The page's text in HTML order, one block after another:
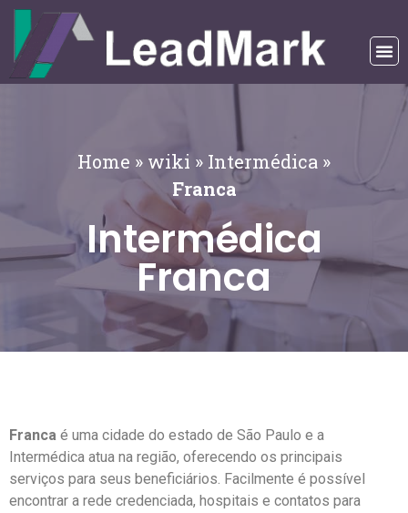
Home » wiki » Intermédica »
Franca
Intermédica
Franca
Franca é uma cidade do estado de São Paulo e a
Intermédica atua na região, oferecendo os principais
serviços para seus beneficiários. Facilmente é possível
encontrar a rede credenciada, hospitais e contatos para